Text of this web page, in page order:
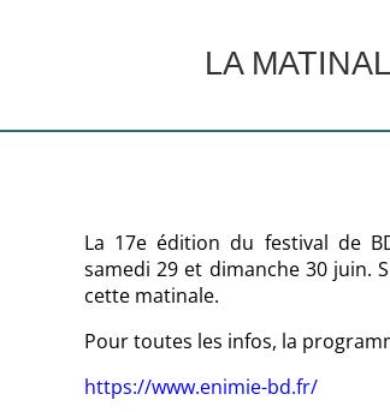
LA
La 17e édition du festival de
samedi 29 et dimanche 30 juin.
cette matinale.
Pour toutes les infos, la
https://www.enimie-bd.fr/